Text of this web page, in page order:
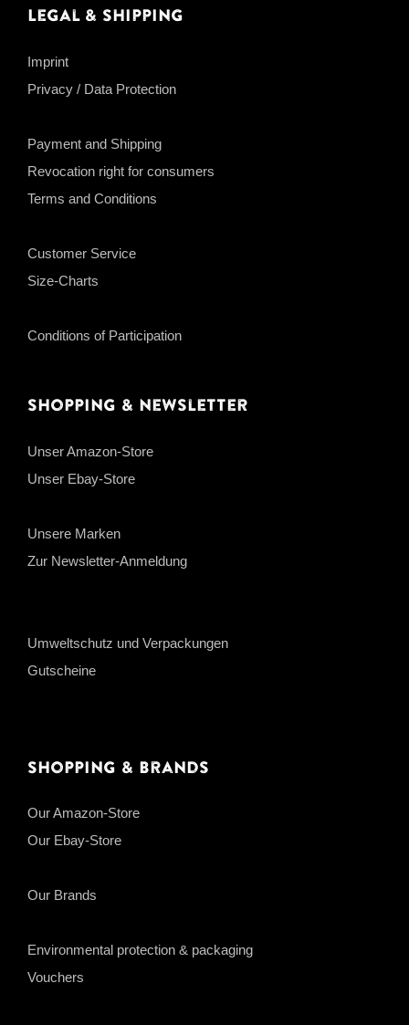
Legal & Shipping
Imprint
Privacy / Data Protection
Payment and Shipping
Revocation right for consumers
Terms and Conditions
Customer Service
Size-Charts
Conditions of Participation
Shopping & Newsletter
Unser Amazon-Store
Unser Ebay-Store
Unsere Marken
Zur Newsletter-Anmeldung
Umweltschutz und Verpackungen
Gutscheine
Shopping & Brands
Our Amazon-Store
Our Ebay-Store
Our Brands
Environmental protection & packaging
Vouchers